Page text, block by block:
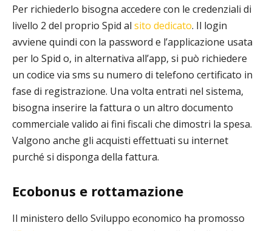
Per richiederlo bisogna accedere con le credenziali di
livello 2 del proprio Spid al sito dedicato. Il login
avviene quindi con la password e l’applicazione usata
per lo Spid o, in alternativa all’app, si può richiedere
un codice via sms su numero di telefono certificato in
fase di registrazione. Una volta entrati nel sistema,
bisogna inserire la fattura o un altro documento
commerciale valido ai fini fiscali che dimostri la spesa.
Valgono anche gli acquisti effettuati su internet
purché si disponga della fattura.
Ecobonus e rottamazione
Il ministero dello Sviluppo economico ha promosso